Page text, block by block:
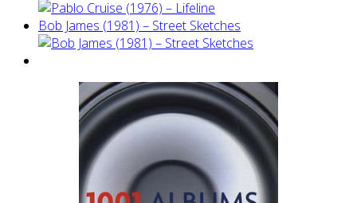
Bob James (1981) – Street Sketches